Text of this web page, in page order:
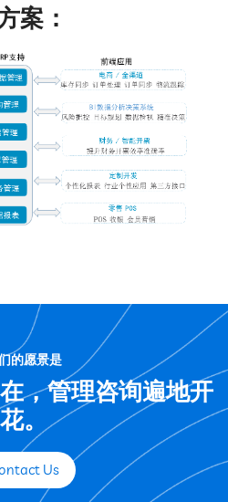
案：
的愿景是
，管理咨询遍地开
花。
Us